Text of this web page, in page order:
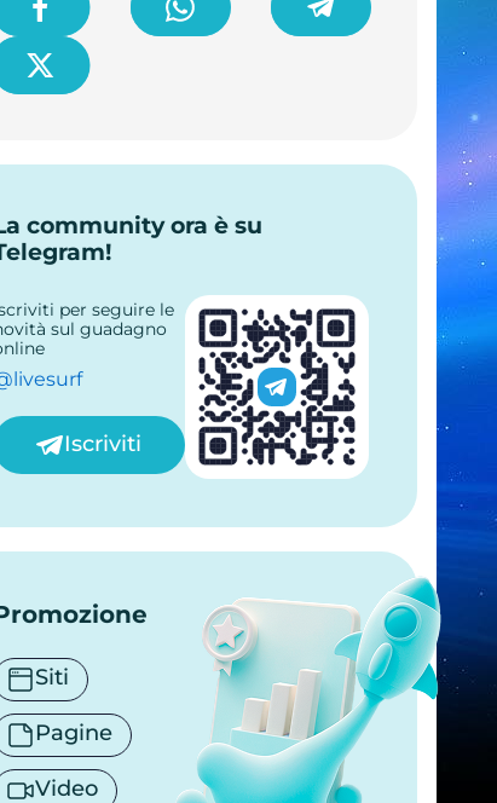
community ora è su
per seguire le
sul guadagno
Iscriviti
Siti
Pagine
Video